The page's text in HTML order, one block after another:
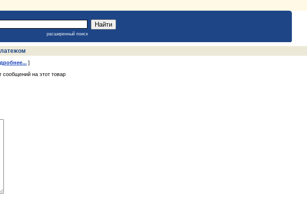
расширенный поиск
]
сообщений на этот товар